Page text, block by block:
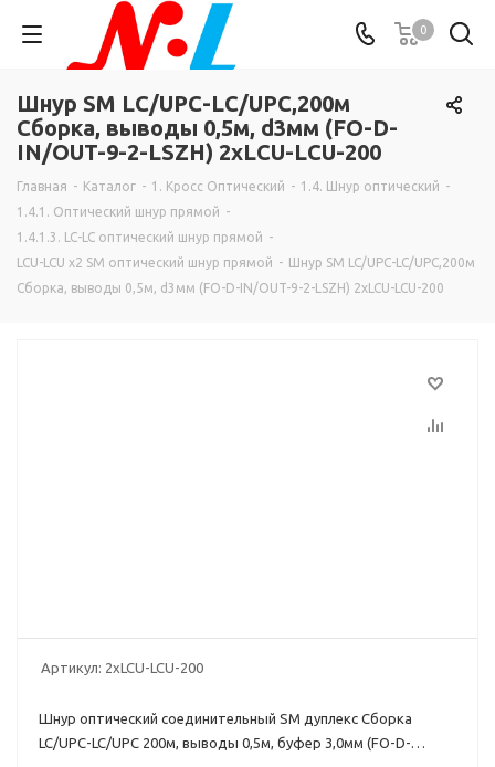
0
Шнур SM LC/UPC-LC/UPC,200м
Сборка, выводы 0,5м, d3мм (FO-D-
IN/OUT-9-2-LSZH) 2хLCU-LCU-200
Главная - Каталог - 1. Кросс Оптический - 1.4. Шнур оптический -
1.4.1. Оптический шнур прямой -
1.4.1.3. LC-LC оптический шнур прямой -
LCU-LCU х2 SM оптический шнур прямой - Шнур SM LC/UPC-LC/UPC,200м
Сборка, выводы 0,5м, d3мм (FO-D-IN/OUT-9-2-LSZH) 2хLCU-LCU-200
Артикул: 2хLCU-LCU-200
Шнур оптический соединительный SM дуплекс Сборка
LC/UPC-LC/UPC 200м, выводы 0,5м, буфер 3,0мм (FO-D-